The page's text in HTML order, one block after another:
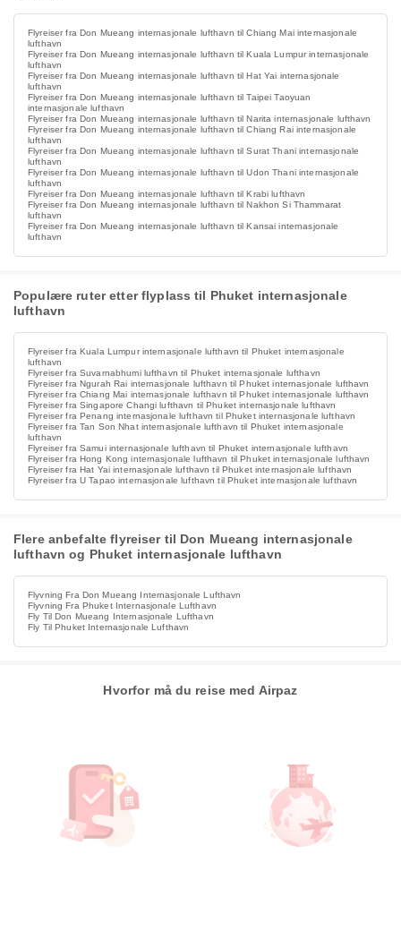
Flyreiser fra Don Mueang internasjonale lufthavn til Chiang Mai internasjonale
lufthavn
Flyreiser fra Don Mueang internasjonale lufthavn til Kuala Lumpur internasjonale
lufthavn
Flyreiser fra Don Mueang internasjonale lufthavn til Hat Yai internasjonale
lufthavn
Flyreiser fra Don Mueang internasjonale lufthavn til Taipei Taoyuan
internasjonale lufthavn
Flyreiser fra Don Mueang internasjonale lufthavn til Narita internasjonale lufthavn
Flyreiser fra Don Mueang internasjonale lufthavn til Chiang Rai internasjonale
lufthavn
Flyreiser fra Don Mueang internasjonale lufthavn til Surat Thani internasjonale
lufthavn
Flyreiser fra Don Mueang internasjonale lufthavn til Udon Thani internasjonale
lufthavn
Flyreiser fra Don Mueang internasjonale lufthavn til Krabi lufthavn
Flyreiser fra Don Mueang internasjonale lufthavn til Nakhon Si Thammarat
lufthavn
Flyreiser fra Don Mueang internasjonale lufthavn til Kansai internasjonale
lufthavn
Populære ruter etter flyplass til Phuket internasjonale
lufthavn
Flyreiser fra Kuala Lumpur internasjonale lufthavn til Phuket internasjonale
lufthavn
Flyreiser fra Suvarnabhumi lufthavn til Phuket internasjonale lufthavn
Flyreiser fra Ngurah Rai internasjonale lufthavn til Phuket internasjonale lufthavn
Flyreiser fra Chiang Mai internasjonale lufthavn til Phuket internasjonale lufthavn
Flyreiser fra Singapore Changi lufthavn til Phuket internasjonale lufthavn
Flyreiser fra Penang internasjonale lufthavn til Phuket internasjonale lufthavn
Flyreiser fra Tan Son Nhat internasjonale lufthavn til Phuket internasjonale
lufthavn
Flyreiser fra Samui internasjonale lufthavn til Phuket internasjonale lufthavn
Flyreiser fra Hong Kong internasjonale lufthavn til Phuket internasjonale lufthavn
Flyreiser fra Hat Yai internasjonale lufthavn til Phuket internasjonale lufthavn
Flyreiser fra U Tapao internasjonale lufthavn til Phuket internasjonale lufthavn
Flere anbefalte flyreiser til Don Mueang internasjonale
lufthavn og Phuket internasjonale lufthavn
Flyvning Fra Don Mueang Internasjonale Lufthavn
Flyvning Fra Phuket Internasjonale Lufthavn
Fly Til Don Mueang Internasjonale Lufthavn
Fly Til Phuket Internasjonale Lufthavn
Hvorfor må du reise med Airpaz